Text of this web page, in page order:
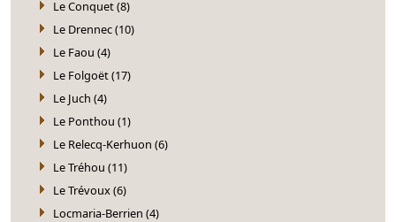
Le Conquet (8)
Le Drennec (10)
Le Faou (4)
Le Folgoët (17)
Le Juch (4)
Le Ponthou (1)
Le Relecq-Kerhuon (6)
Le Tréhou (11)
Le Trévoux (6)
Locmaria-Berrien (4)